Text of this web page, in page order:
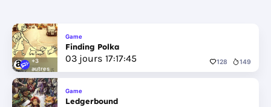
+3
autres
Game
Finding Polka
03 jours 17:17:44 128 149
Game
Ledgerbound